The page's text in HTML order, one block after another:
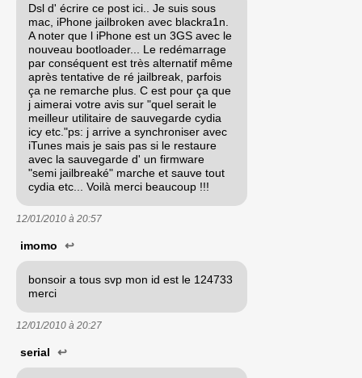
Dsl d' écrire ce post ici.. Je suis sous
mac, iPhone jailbroken avec blackra1n.
A noter que l iPhone est un 3GS avec le
nouveau bootloader... Le redémarrage
par conséquent est très alternatif même
après tentative de ré jailbreak, parfois
ça ne remarche plus. C est pour ça que
j aimerai votre avis sur "quel serait le
meilleur utilitaire de sauvegarde cydia
icy etc."ps: j arrive a synchroniser avec
iTunes mais je sais pas si le restaure
avec la sauvegarde d' un firmware
"semi jailbreaké" marche et sauve tout
cydia etc... Voilà merci beaucoup !!!
12/01/2010 à 20:57
imomo ↩
bonsoir a tous svp mon id est le 124733
merci
12/01/2010 à 20:27
serial ↩